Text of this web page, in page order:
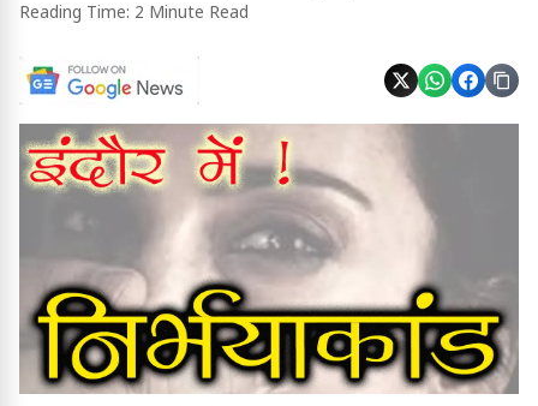
Reading Time: 2 Minute Read